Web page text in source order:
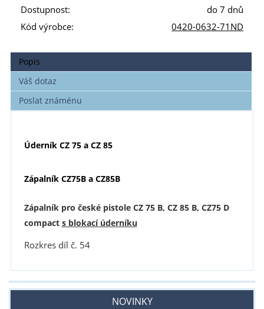
Dostupnost:
do 7 dnů
Kód výrobce:
0420-0632-71ND
Popis
Váš dotaz
Poslat známénu
Úderník CZ 75 a CZ 85
Zápalník CZ75B a CZ85B
Zápalník pro české pistole CZ 75 B, CZ 85 B, CZ75 D
compact s blokací úderníku
Rozkres díl č. 54
NOVINKY